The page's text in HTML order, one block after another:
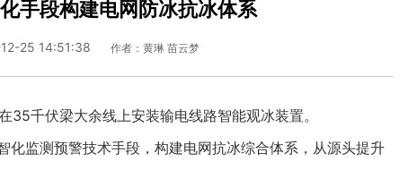
手段构建电网防冰抗冰体系
25 14:51:38 作者：黄琳 苗云梦
千伏梁大余线上安装输电线路智能观冰装置。
监测预警技术手段，构建电网抗冰综合体系，从源头提升